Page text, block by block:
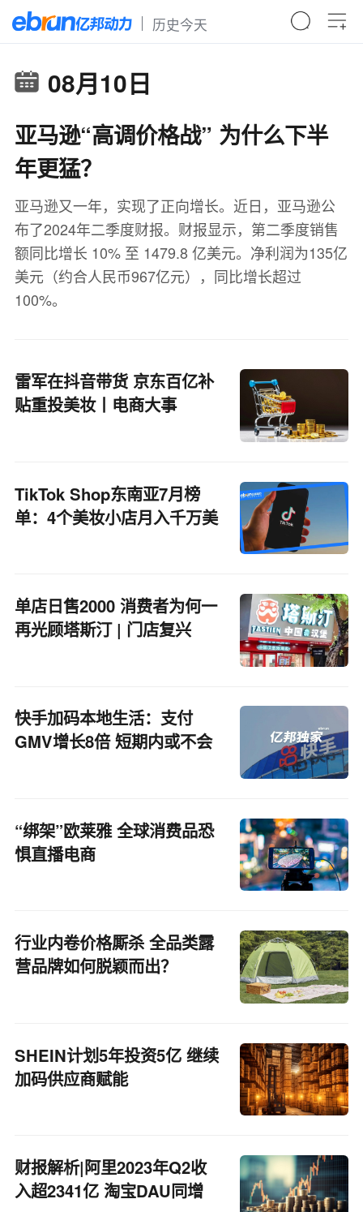
历史今天
08月10日
亚马逊“高调价格战” 为什么下半
年更猛？
亚马逊又一年，实现了正向增长。近日，亚马逊公
布了2024年二季度财报。财报显示，第二季度销售
额同比增长 10% 至 1479.8 亿美元。净利润为135亿
美元（约合人民币967亿元），同比增长超过
100%。
雷军在抖音带货 京东百亿补
贴重投美妆丨电商大事
TikTok Shop东南亚7月榜
单：4个美妆小店月入千万美
单店日售2000 消费者为何一
再光顾塔斯汀 | 门店复兴
快手加码本地生活：支付
GMV增长8倍 短期内或不会
“绑架”欧莱雅 全球消费品恐
惧直播电商
行业内卷价格厮杀 全品类露
营品牌如何脱颖而出？
SHEIN计划5年投资5亿 继续
加码供应商赋能
财报解析|阿里2023年Q2收
入超2341亿 淘宝DAU同增